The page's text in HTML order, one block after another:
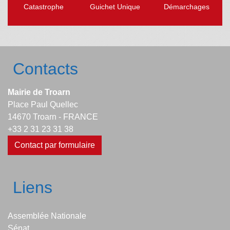
Catastrophe Guichet Unique Démarchages
Contacts
Mairie de Troarn
Place Paul Quellec
14670 Troarn - FRANCE
+33 2 31 23 31 38
Contact par formulaire
Liens
Assemblée Nationale
Sénat